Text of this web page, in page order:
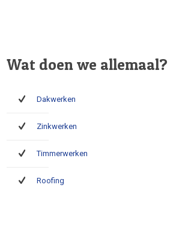
Wat doen we allemaal?
Dakwerken
Zinkwerken
Timmerwerken
Roofing